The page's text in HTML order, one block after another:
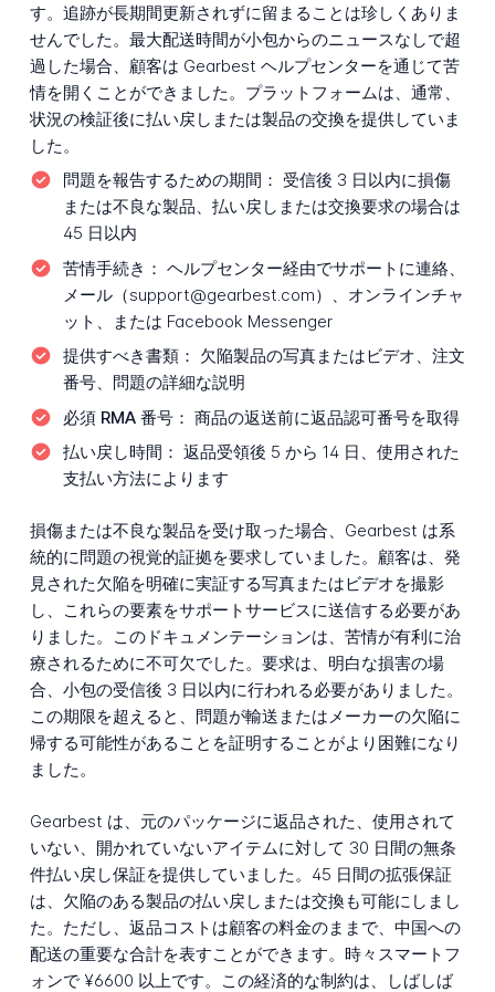
す。追跡が長期間更新されずに留まることは珍しくありま
せんでした。最大配送時間が小包からのニュースなしで超
過した場合、顧客は Gearbest ヘルプセンターを通じて苦
情を開くことができました。プラットフォームは、通常、
状況の検証後に払い戻しまたは製品の交換を提供していま
した。
問題を報告するための期間： 受信後 3 日以内に損傷
または不良な製品、払い戻しまたは交換要求の場合は
45 日以内
苦情手続き： ヘルプセンター経由でサポートに連絡、
メール（support@gearbest.com）、オンラインチャ
ット、または Facebook Messenger
提供すべき書類： 欠陥製品の写真またはビデオ、注文
番号、問題の詳細な説明
必須 RMA 番号： 商品の返送前に返品認可番号を取得
払い戻し時間： 返品受領後 5 から 14 日、使用された
支払い方法によります
損傷または不良な製品を受け取った場合、Gearbest は系
統的に問題の視覚的証拠を要求していました。顧客は、発
見された欠陥を明確に実証する写真またはビデオを撮影
し、これらの要素をサポートサービスに送信する必要があ
りました。このドキュメンテーションは、苦情が有利に治
療されるために不可欠でした。要求は、明白な損害の場
合、小包の受信後 3 日以内に行われる必要がありました。
この期限を超えると、問題が輸送またはメーカーの欠陥に
帰する可能性があることを証明することがより困難になり
ました。
Gearbest は、元のパッケージに返品された、使用されて
いない、開かれていないアイテムに対して 30 日間の無条
件払い戻し保証を提供していました。45 日間の拡張保証
は、欠陥のある製品の払い戻しまたは交換も可能にしまし
た。ただし、返品コストは顧客の料金のままで、中国への
配送の重要な合計を表すことができます。時々スマートフ
ォンで ¥6600 以上です。この経済的な制約は、しばしば